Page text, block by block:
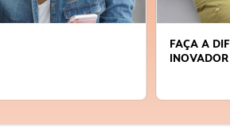
FAÇA A DIFERENÇA: SEJA SUSTENTÁVEL,